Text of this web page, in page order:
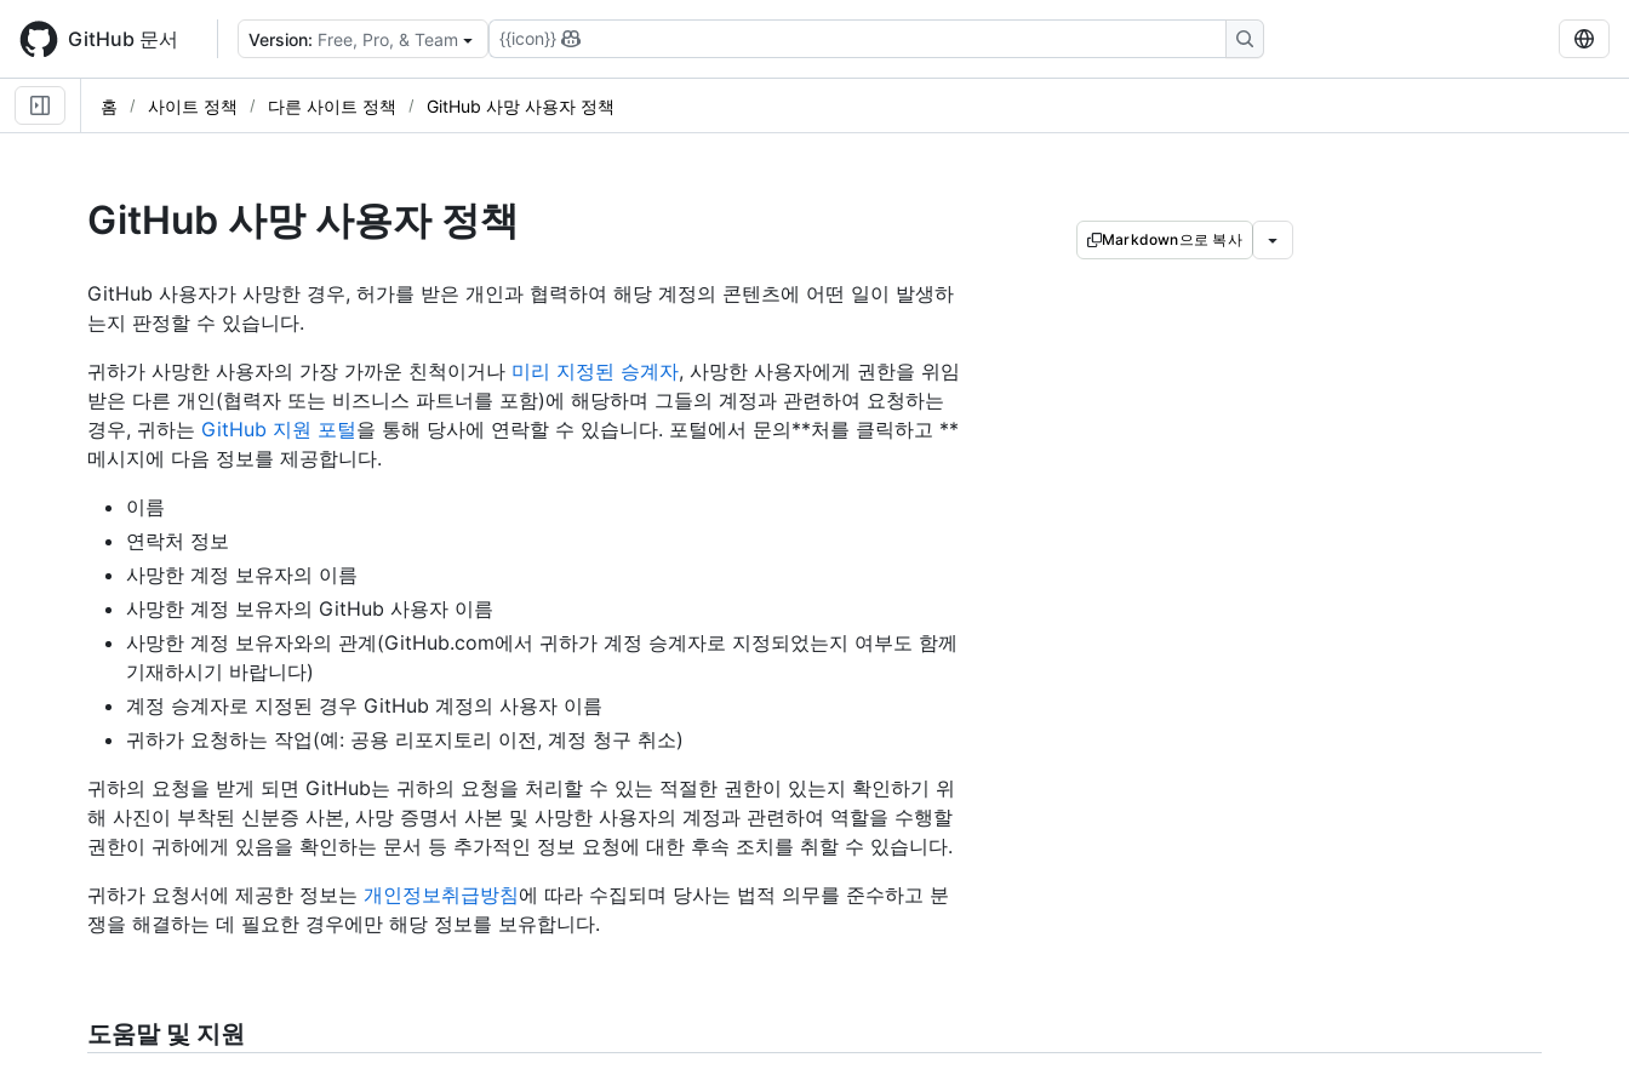
main
content
GitHub 문서 Version: Free, Pro, & Team {{icon}}
홈 사이트 정책 다른 사이트 정책 GitHub 사망 사용자 정책
GitHub 사망 사용자 정책 Markdown으로 복사
GitHub 사용자가 사망한 경우, 허가를 받은 개인과 협력하여 해당 계정의 콘텐츠에 어떤 일이 발생하
는지 판정할 수 있습니다.
귀하가 사망한 사용자의 가장 가까운 친척이거나 미리 지정된 승계자, 사망한 사용자에게 권한을 위임
받은 다른 개인(협력자 또는 비즈니스 파트너를 포함)에 해당하며 그들의 계정과 관련하여 요청하는
경우, 귀하는 GitHub 지원 포털을 통해 당사에 연락할 수 있습니다. 포털에서 문의**처를 클릭하고 **
메시지에 다음 정보를 제공합니다.
이름
연락처 정보
사망한 계정 보유자의 이름
사망한 계정 보유자의 GitHub 사용자 이름
사망한 계정 보유자와의 관계(GitHub.com에서 귀하가 계정 승계자로 지정되었는지 여부도 함께
기재하시기 바랍니다)
계정 승계자로 지정된 경우 GitHub 계정의 사용자 이름
귀하가 요청하는 작업(예: 공용 리포지토리 이전, 계정 청구 취소)
귀하의 요청을 받게 되면 GitHub는 귀하의 요청을 처리할 수 있는 적절한 권한이 있는지 확인하기 위
해 사진이 부착된 신분증 사본, 사망 증명서 사본 및 사망한 사용자의 계정과 관련하여 역할을 수행할
권한이 귀하에게 있음을 확인하는 문서 등 추가적인 정보 요청에 대한 후속 조치를 취할 수 있습니다.
귀하가 요청서에 제공한 정보는 개인정보취급방침에 따라 수집되며 당사는 법적 의무를 준수하고 분
쟁을 해결하는 데 필요한 경우에만 해당 정보를 보유합니다.
도움말 및 지원